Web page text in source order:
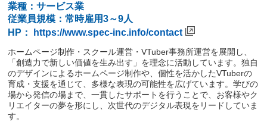
業種：サービス業
従業員規模：常時雇用3～9人
HP：
https://www.spec-inc.info/contact
ホームページ制作・スクール運営・VTuber事務所運営を展開し、
「創造力で新しい価値を生み出す」を理念に活動しています。独自
のデザインによるホームページ制作や、個性を活かしたVTuberの
育成・支援を通じて、多様な表現の可能性を広げています。学びの
場から発信の場まで、一貫したサポートを行うことで、お客様やク
リエイターの夢を形にし、次世代のデジタル表現をリードしていま
す。